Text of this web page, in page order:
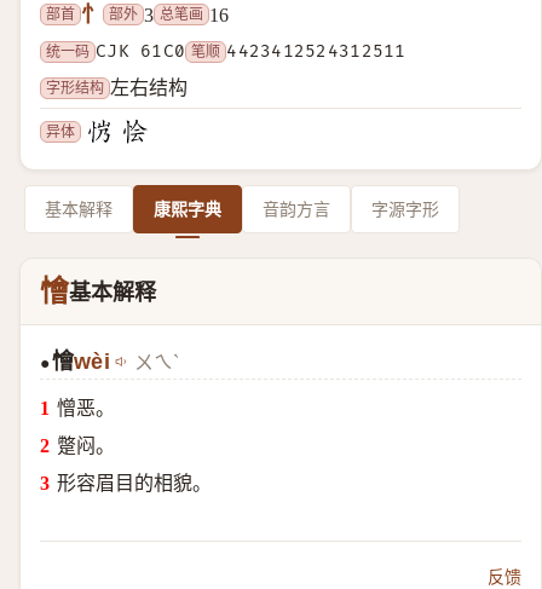
部首 忄 部外 3 总笔画 16
统一码 CJK 61C0 笔顺 4423412524312511
字形结构 左右结构
异体
基本解释 康熙字典 音韵方言 字源字形
懀基本解释
●懀wèi ㄨㄟˋ
憎恶。
蹩闷。
形容眉目的相貌。
反馈